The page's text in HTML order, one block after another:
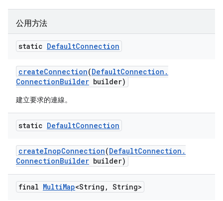
公用方法
static DefaultConnection
createConnection(DefaultConnection .
ConnectionBuilder builder)
建立要求的連線。
static DefaultConnection
createInopConnection(DefaultConnection .
ConnectionBuilder builder)
final MultiMap<String , String>